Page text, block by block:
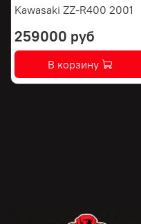
Kawasaki ZZ-R400 2001
259000 руб
В корзину